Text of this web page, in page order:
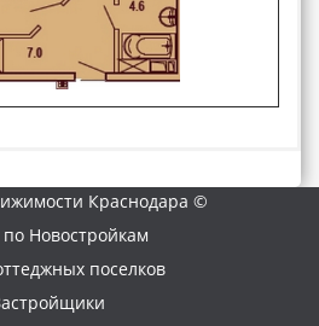
Краснодара ©
Новостройкам
поселков